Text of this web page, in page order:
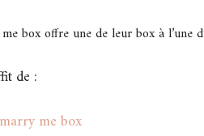
box offre une de leur box à l’une
de :
marry me box